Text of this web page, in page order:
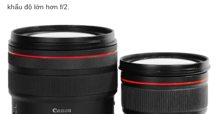
khẩu độ lớn hơn f/2.